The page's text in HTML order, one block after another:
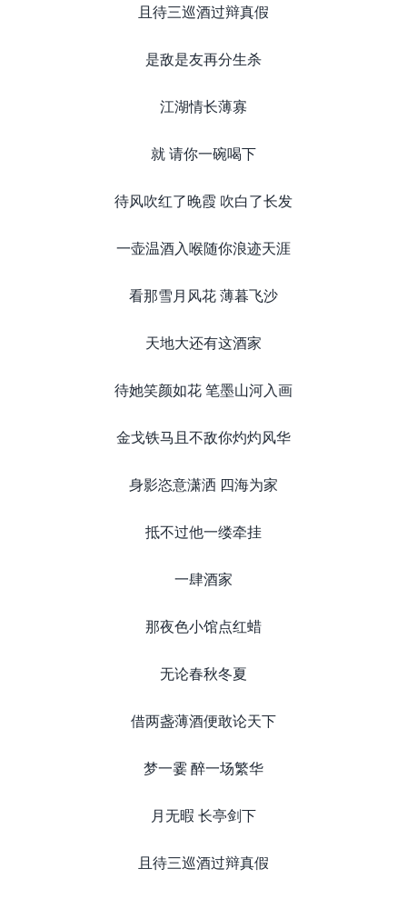
且待三巡酒过辩真假
是敌是友再分生杀
江湖情长薄寡
就 请你一碗喝下
待风吹红了晚霞 吹白了长发
一壶温酒入喉随你浪迹天涯
看那雪月风花 薄暮飞沙
天地大还有这酒家
待她笑颜如花 笔墨山河入画
金戈铁马且不敌你灼灼风华
身影恣意潇洒 四海为家
抵不过他一缕牵挂
一肆酒家
那夜色小馆点红蜡
无论春秋冬夏
借两盏薄酒便敢论天下
梦一霎 醉一场繁华
月无暇 长亭剑下
且待三巡酒过辩真假